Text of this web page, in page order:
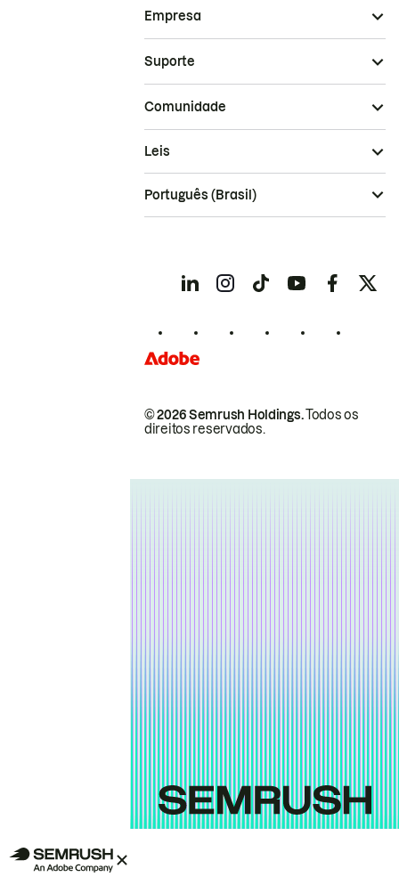
Empresa
Suporte
Comunidade
© 2026 Semrush Holdings.Todos os
direitos reservados.
Leis
Português (Brasil)